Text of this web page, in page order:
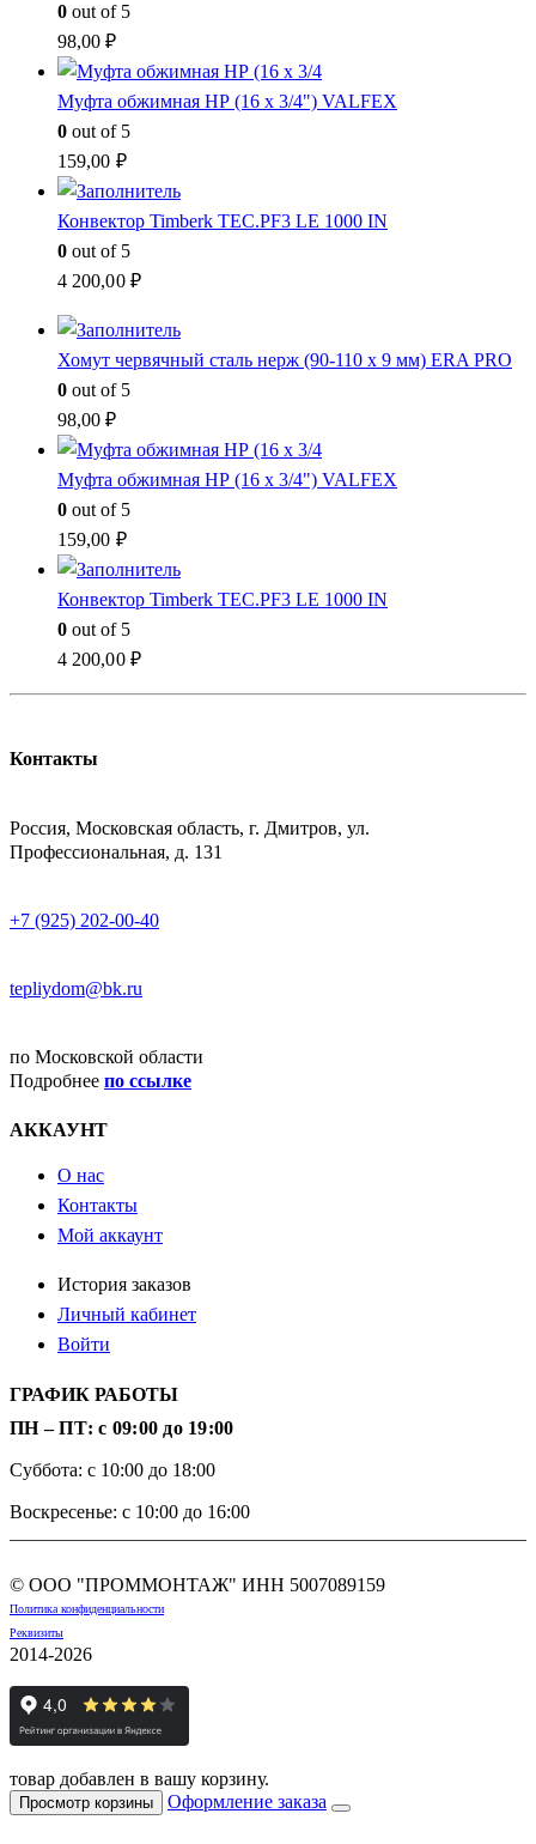
0 out of 5
98,00₽
Муфта обжимная НР (16 x 3/4") VALFEX
0 out of 5
159,00 ₽
Конвектор Timberk TEC.PF3 LE 1000 IN
0 out of 5
4 200,00 ₽
Хомут червячный сталь нерж (90-110 x 9 мм) ERA PRO
0 out of 5
98,00₽
Муфта обжимная НР (16 x 3/4") VALFEX
0 out of 5
159,00 ₽
Конвектор Timberk TEC.PF3 LE 1000 IN
0 out of 5
4 200,00 ₽
Контакты
Россия, Московская область, г. Дмитров, ул.
Профессиональная, д. 131
+7 (925) 202-00-40
tepliydom@bk.ru
по Московской области
Подробнее по ссылке
АККАУНТ
О нас
Контакты
Мой аккаунт
История заказов
Личный кабинет
Войти
ГРАФИК РАБОТЫ
ПН – ПТ: с 09:00 до 19:00
Суббота: с 10:00 до 18:00
Воскресенье: с 10:00 до 16:00
© ООО "ПРОММОНТАЖ" ИНН 5007089159
Политика конфиденциальности
Реквизиты
2014-2026
товар добавлен в вашу корзину.
Просмотр корзины Оформление заказа